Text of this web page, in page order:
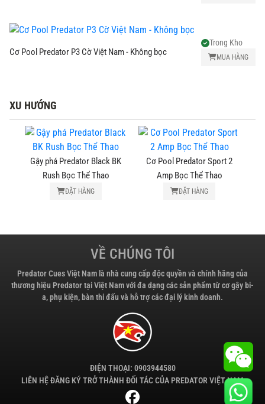
Cơ Pool Predator P3 Cờ Việt Nam - Không bọc
Trong Kho
MUA HÀNG
XU HƯỚNG
Gậy phá Predator Black BK
Rush Bọc Thể Thao
ĐẶT HÀNG
Cơ Pool Predator Sport 2
Amp Bọc Thể Thao
ĐẶT HÀNG
VỀ CHÚNG TÔI
Predator Cues Việt Nam là nhà cung cấp độc quyền và chính hãng của
thương hiệu Predator tại Việt Nam với đa dạng các sản phẩm từ cơ gậy bi-
a, phụ kiện, bàn thi đấu và hỗ trợ các đại lý kinh doanh.
ĐIỆN THOẠI: 0903944580
LIÊN HỆ ĐĂNG KÝ TRỞ THÀNH ĐỐI TÁC CỦA PREDATOR VIỆT NAM